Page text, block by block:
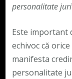
personalitate
Este important
echivoc că
manifesta
personalitate